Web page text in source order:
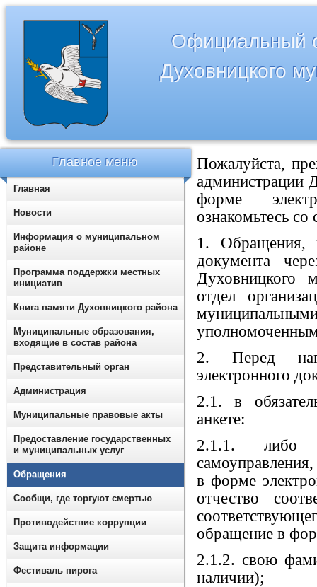
Официальный
Духовницкого
Пожалуйста,
администрации
форме
ознакомьтесь
1. Обращения,
документа
Духовницкого
отдел
2. Перед
электронного
2.1. в
анкете:
2.1.1. либо
в форме
отчество
обращение в
2.1.2. свою
наличии);
Главное меню
Главная
Новости
Информация о муниципальном
районе
Программа поддержки местных
инициатив
Книга памяти Духовницкого района
Муниципальные образования,
входящие в состав района
Представительный орган
Администрация
Муниципальные правовые акты
Предоставление государственных
и муниципальных услуг
Обращения
Сообщи, где торгуют смертью
Противодействие коррупции
Защита информации
Фестиваль пирога